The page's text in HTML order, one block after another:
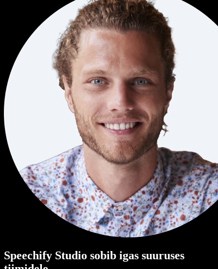
Speechify Studio sobib igas suuruses